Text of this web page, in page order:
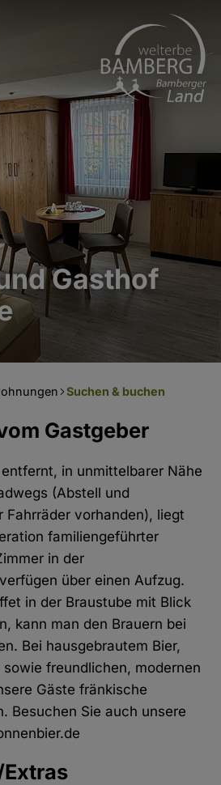
Gasthof
Suchen & buchen
Gastgeber
in unmittelbarer Nähe
(Abstell und
Fahrräder vorhanden), liegt
familiengeführter
in der
über einen Aufzug.
in der Braustube mit Blick
kann man den Brauern bei
Bei hausgebrautem Bier,
freundlichen, modernen
Gäste fränkische
Besuchen Sie auch unsere